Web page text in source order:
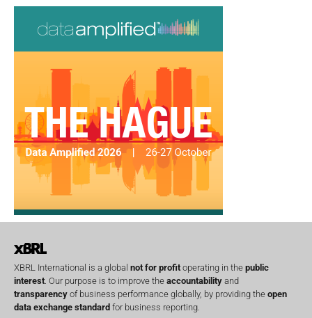
XBRL International is a global not for profitoperating in the public
interest. Our purpose is to improve the accountability and
transparency of business performance globally, by providing the open
data exchange standard for business reporting.